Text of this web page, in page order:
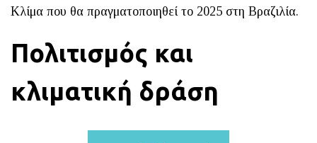
Κλίμα που θα πραγματοποιηθεί το 2025 στη Βραζιλία.
Πολιτισμός και
κλιματική δράση